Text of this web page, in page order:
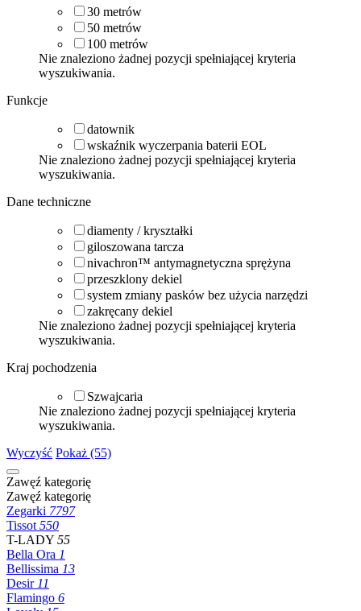
30 metrów
50 metrów
100 metrów
Nie znaleziono żadnej pozycji spełniającej kryteria
wyszukiwania.
Funkcje
datownik
wskaźnik wyczerpania baterii EOL
Nie znaleziono żadnej pozycji spełniającej kryteria
wyszukiwania.
Dane techniczne
diamenty / kryształki
giloszowana tarcza
nivachron™ antymagnetyczna sprężyna
przeszklony dekiel
system zmiany pasków bez użycia narzędzi
zakręcany dekiel
Nie znaleziono żadnej pozycji spełniającej kryteria
wyszukiwania.
Kraj pochodzenia
Szwajcaria
Nie znaleziono żadnej pozycji spełniającej kryteria
wyszukiwania.
Wyczyść Pokaż (55)
Zawęź kategorię
Zawęź kategorię
Zegarki 7797
Tissot 550
T-LADY 55
Bella Ora 1
Bellissima 13
Desir 11
Flamingo 6